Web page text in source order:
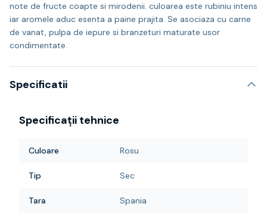
note de fructe coapte si mirodenii. culoarea este rubiniu intens
iar aromele aduc esenta a paine prajita. Se asociaza cu carne
de vanat, pulpa de iepure si branzeturi maturate usor
condimentate.
Specificatii
Specificații tehnice
Culoare Rosu
Tip Sec
Tara Spania